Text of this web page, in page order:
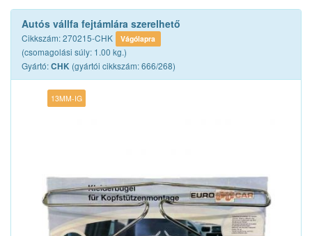
Autós vállfa fejtámlára szerelhető
Cikkszám: 270215-CHK Vágólapra
(csomagolási súly: 1.00 kg.)
Gyártó:CHK (gyártói cikkszám: 666/268)
13MM-IG